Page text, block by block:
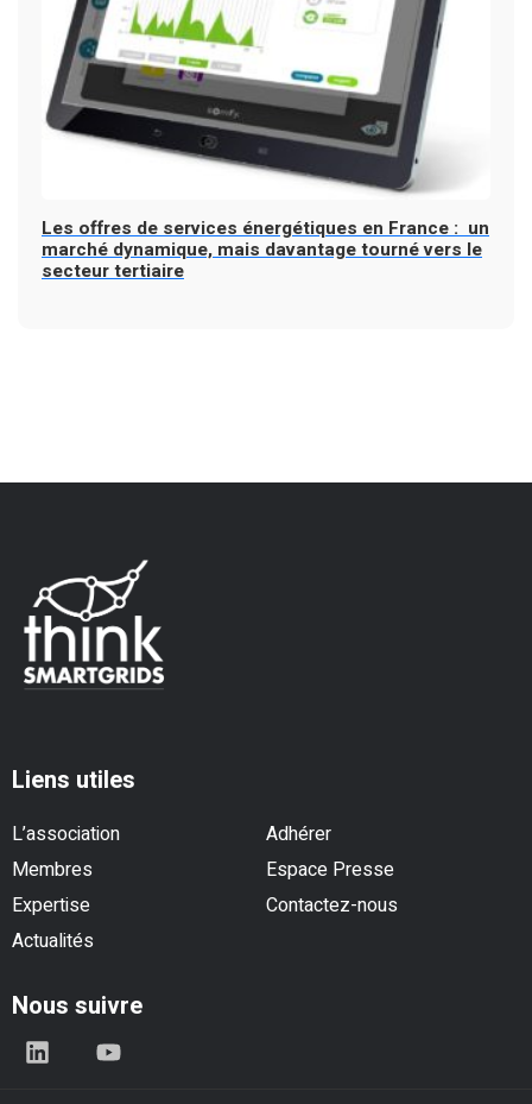
Les offres de services énergétiques en France : un
marché dynamique, mais davantage tourné vers le
secteur tertiaire
Liens utiles
L’association
Adhérer
Membres
Espace Presse
Expertise
Contactez-nous
Actualités
Nous suivre